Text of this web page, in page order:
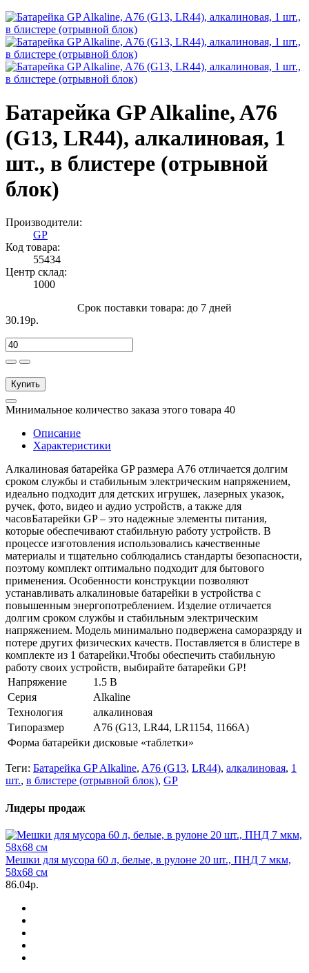
Батарейка GP Alkaline, A76
(G13, LR44), алкалиновая, 1
шт., в блистере (отрывной
блок)
Производители:
GP
Код товара:
55434
Центр склад:
1000
Срок поставки товара: до 7 дней
30.19р.
Купить
Минимальное количество заказа этого товара 40
Описание
Характеристики
Алкалиновая батарейка GP размера A76 отличается долгим
сроком службы и стабильным электрическим напряжением,
идеально подходит для детских игрушек, лазерных указок,
ручек, фото, видео и аудио устройств, а также для
часовБатарейки GP – это надежные элементы питания,
которые обеспечивают стабильную работу устройств. В
процессе изготовления использовались качественные
материалы и тщательно соблюдались стандарты безопасности,
поэтому комплект оптимально подходит для бытового
применения. Особенности конструкции позволяют
устанавливать алкалиновые батарейки в устройства с
повышенным энергопотреблением. Изделие отличается
долгим сроком службы и стабильным электрическим
напряжением. Модель минимально подвержена саморазряду и
потере других физических качеств. Поставляется в блистере в
комплекте из 1 батарейки.Чтобы обеспечить стабильную
работу своих устройств, выбирайте батарейки GP!
Напряжение
1.5 В
Серия
Alkaline
Технология
алкалиновая
Типоразмер
A76 (G13, LR44, LR1154, 1166A)
Форма батарейки дисковые «таблетки»
Теги: Батарейка GP Alkaline, A76 (G13, LR44), алкалиновая, 1
шт., в блистере (отрывной блок), GP
Лидеры продаж
Мешки для мусора 60 л, белые, в рулоне 20 шт., ПНД 7 мкм,
58х68 см
86.04р.